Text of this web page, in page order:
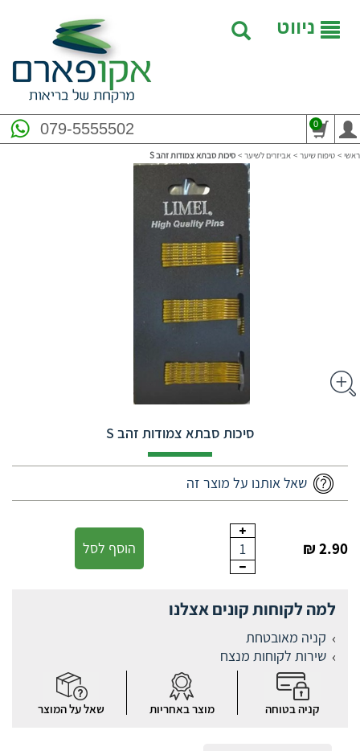
ניווט
079-5555502 0
ראשי > טיפוח שיער > אביזרים לשיער > סיכות סבתא צמודות זהב S
סיכות סבתא צמודות זהב S
שאל אותנו על מוצר זה
2.90 ₪
1 הוסף לסל
למה לקוחות קונים אצלנו
קניה מאובטחת
שירות לקוחות מנצח
קניה בטוחה מוצר באחריות שאל על המוצר